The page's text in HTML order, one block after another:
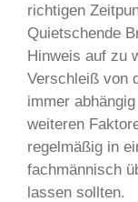
richtigen
Quietschende
Hinweis auf zu
Verschleiß von
immer
weiteren
regelmäßig in
fachmännisch
lassen sollten.